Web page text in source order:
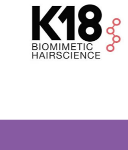
MOROCCANOIL Protect Perfect Defense-Sprej za termičku zaštitu kose
4.200,00 рсд
3.780,00
рсд
+2 more